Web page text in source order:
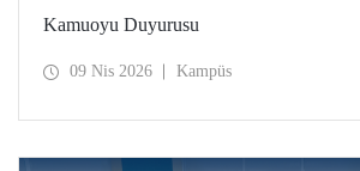
Kamuoyu Duyurusu
09 Nis 2026 Kampüs